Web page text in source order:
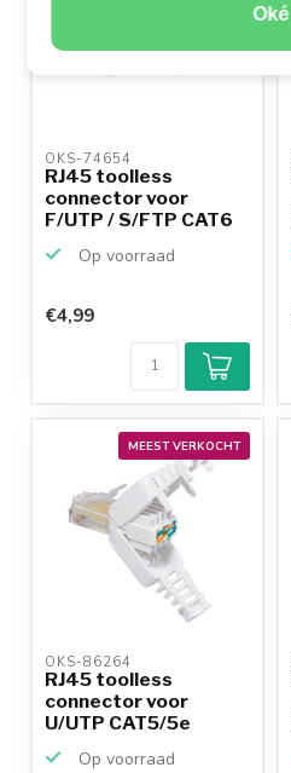
Oké
OKS-74654
RJ45 toolless
connector voor
F/UTP / S/FTP CAT6
Op voorraad
€4,99
MEEST VERKOCHT
OKS-86264
RJ45 toolless
connector voor
U/UTP CAT5/5e
Op voorraad